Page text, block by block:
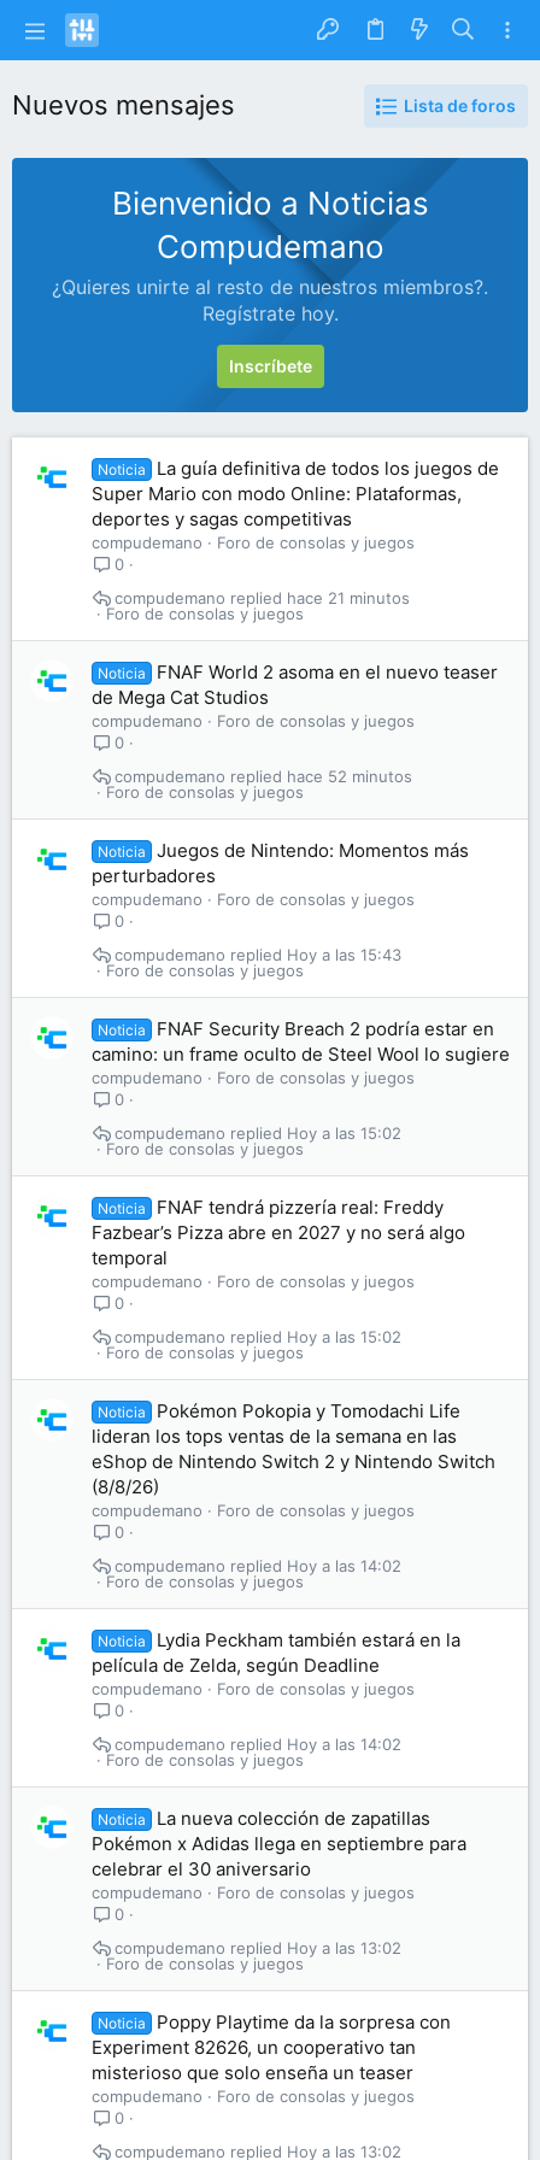
Nuevos mensajes Lista de foros
Bienvenido a Noticias
Compudemano
¿Quieres unirte al resto de nuestros miembros?.
Regístrate hoy.
Inscríbete
Noticia
La guía definitiva de todos los juegos de
Super Mario con modo Online: Plataformas,
deportes y sagas competitivas
compudemano
Foro de consolas y juegos
0
Foro de consolas y juegos
hace 21 minutos
compudemano
Noticia
FNAF World 2 asoma en el nuevo teaser
de Mega Cat Studios
compudemano
Foro de consolas y juegos
0
Foro de consolas y juegos
hace 52 minutos
compudemano
Noticia
Juegos de Nintendo: Momentos más
perturbadores
compudemano
Foro de consolas y juegos
0
Foro de consolas y juegos
Hoy a las 15:43
compudemano
Noticia
FNAF Security Breach 2 podría estar en
camino: un frame oculto de Steel Wool lo sugiere
compudemano
Foro de consolas y juegos
0
Foro de consolas y juegos
Hoy a las 15:02
compudemano
Noticia
FNAF tendrá pizzería real: Freddy
Fazbear’s Pizza abre en 2027 y no será algo
temporal
compudemano
Foro de consolas y juegos
0
Foro de consolas y juegos
Hoy a las 15:02
compudemano
Noticia
Pokémon Pokopia y Tomodachi Life
lideran los tops ventas de la semana en las
eShop de Nintendo Switch 2 y Nintendo Switch
(8/8/26)
compudemano
Foro de consolas y juegos
0
Foro de consolas y juegos
Hoy a las 14:02
compudemano
Noticia
Lydia Peckham también estará en la
película de Zelda, según Deadline
compudemano
Foro de consolas y juegos
0
Foro de consolas y juegos
Hoy a las 14:02
compudemano
Noticia
La nueva colección de zapatillas
Pokémon x Adidas llega en septiembre para
celebrar el 30 aniversario
compudemano
Foro de consolas y juegos
0
Foro de consolas y juegos
Hoy a las 13:02
compudemano
Noticia
Poppy Playtime da la sorpresa con
Experiment 82626, un cooperativo tan
misterioso que solo enseña un teaser
compudemano
Foro de consolas y juegos
0
Hoy a las 13:02
compudemano